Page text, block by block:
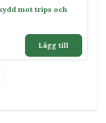
mot trips och
Lägg till